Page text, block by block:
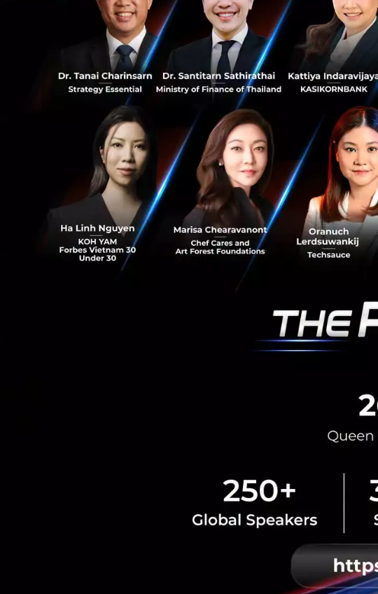
0
เทคโนโลยีถึง 7 กองทุน ซึ่งลง
ใน 16 ประเทศทั่วโลก โดยมีบ
Carsome และ Darwinbox
ล่าสุด คุณเรืองโรจน์ได้เปิดตัว
HealthTech ชั้นนำระดับโลก
เป็นส่วนหนึ่งของ Disrupt
ไทย ซึ่งมีผู้บริหาร นักสร้างนวัต
นับตั้งแต่ก่อตั้งในปี 2555
คุณเรืองโรจน์ยังเป็นผู้ร่วมก่อตั้
วิชาการที่รวบรวมผู้นำระดับสู
ธุรกิจ สื่อสร้างสรรค์ ศิลปะ ผลก
forbes world-economic-
RELATED ARTICLE